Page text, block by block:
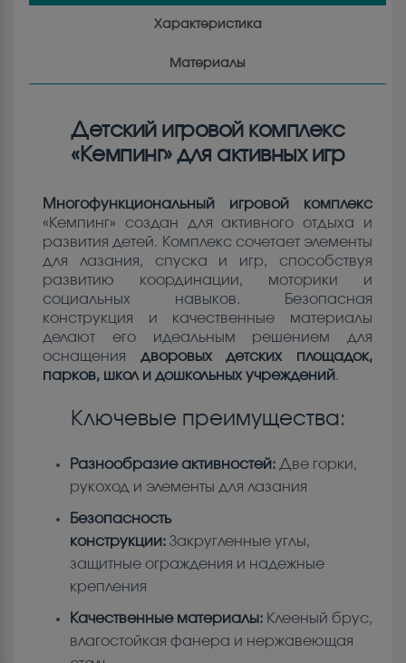
Характеристика
Материалы
Детский игровой комплекс
«Кемпинг» для активных игр
Многофункциональный игровой комплекс
«Кемпинг» создан для активного отдыха и
развития детей. Комплекс сочетает элементы
для лазания, спуска и игр, способствуя
развитию координации, моторики и
социальных навыков. Безопасная
конструкция и качественные материалы
делают его идеальным решением для
оснащения дворовых детских площадок,
парков, школ и дошкольных учреждений.
Ключевые преимущества:
Разнообразие активностей: Две горки,
рукоход и элементы для лазания
Безопасность
конструкции: Закругленные углы,
защитные ограждения и надежные
крепления
Качественные материалы: Клееный брус,
влагостойкая фанера и нержавеющая